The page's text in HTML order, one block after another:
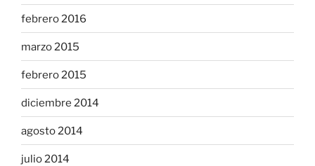
febrero 2016
marzo 2015
febrero 2015
diciembre 2014
agosto 2014
julio 2014